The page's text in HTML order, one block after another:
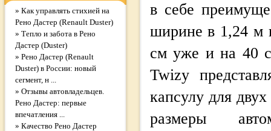
» Как управлять стихией на
Рено Дастер (Renault Duster)
» Тепло и забота в Рено
Дастер (Duster)
» Рено Дастер (Renault
Duster) в России: новый
сегмент, н ...
» Отзывы автовладельцев.
Рено Дастер: первые
впечатления ...
» Качество Рено Дастер
в себе
ширине в 1,24 м
см уже и на 40
Twizy
капсулу для
размеры